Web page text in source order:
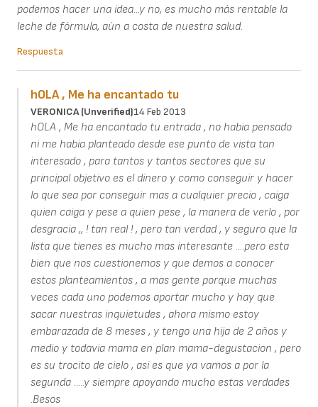
podemos hacer una idea...y no, es mucho más rentable la
leche de fórmula, aún a costa de nuestra salud.
Respuesta
hOLA , Me ha encantado tu
VERONICA (unverified)14 Feb 2013
hOLA , Me ha encantado tu entrada , no habia pensado
ni me habia planteado desde ese punto de vista tan
interesado , para tantos y tantos sectores que su
principal objetivo es el dinero y como conseguir y hacer
lo que sea por conseguir mas a cualquier precio , caiga
quien caiga y pese a quien pese , la manera de verlo , por
desgracia ,, ! tan real ! , pero tan verdad , y seguro que la
lista que tienes es mucho mas interesante ....pero esta
bien que nos cuestionemos y que demos a conocer
estos planteamientos , a mas gente porque muchas
veces cada uno podemos aportar mucho y hay que
sacar nuestras inquietudes , ahora mismo estoy
embarazada de 8 meses , y tengo una hija de 2 años y
medio y todavia mama en plan mama-degustacion , pero
es su trocito de cielo , asi es que ya vamos a por la
segunda .....y siempre apoyando mucho estas verdades
.Besos